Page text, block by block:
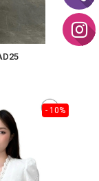
- 10%